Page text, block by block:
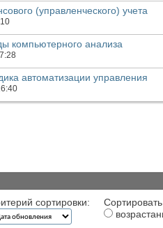
(управленческого) учета
компьютерного анализа
автоматизации управления
сортировки: